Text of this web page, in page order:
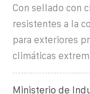
Con sellado con
resistentes a la
para exteriores
climáticas
Ministerio de